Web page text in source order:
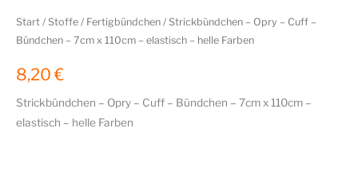
Start / Stoffe / Fertigbündchen / Strickbündchen – Opry – Cuff –
Bündchen – 7cm x 110cm – elastisch – helle Farben
8,20€
Strickbündchen – Opry – Cuff – Bündchen – 7cm x 110cm –
elastisch – helle Farben